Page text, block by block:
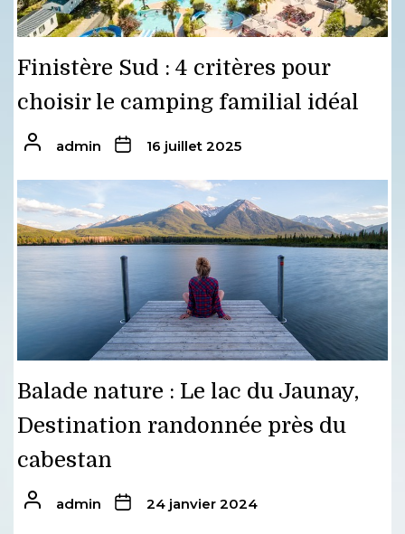
Finistère Sud : 4 critères pour
choisir le camping familial idéal
admin 16 juillet 2025
Balade nature : Le lac du Jaunay,
Destination randonnée près du
cabestan
admin 24 janvier 2024